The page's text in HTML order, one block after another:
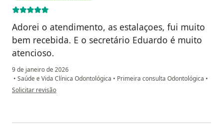
Adorei o atendimento, as estalaçoes, fui muito
bem recebida. E o secretário Eduardo é muito
atencioso.
9 de janeiro de 2026
• Saúde e Vida Clínica Odontológica • Primeira consulta Odontológica •
na opinião do utilizador Vanessa Tatiana Aparecida Cruz
Solicitar revisão